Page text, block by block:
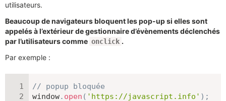
utilisateurs.
Beaucoup de navigateurs bloquent les pop-up si elles sont
appelés à l’extérieur de gestionnaire d’évènements déclenchés
par l’utilisateurs comme onclick .
Par exemple :
// popup bloquée
window. open ( 'https://javascript.info' ) ;